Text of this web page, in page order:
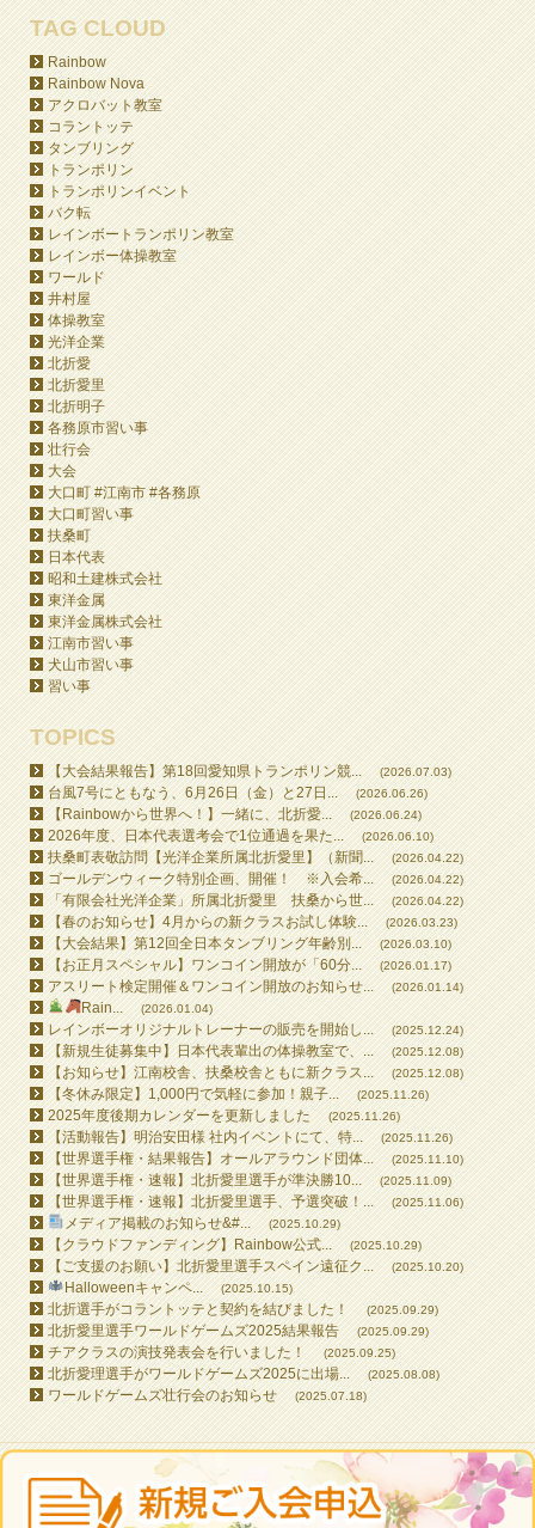
TAG CLOUD
Rainbow
Rainbow Nova
アクロバット教室
コラントッテ
タンブリング
トランポリン
トランポリンイベント
バク転
レインボートランポリン教室
レインボー体操教室
ワールド
井村屋
体操教室
光洋企業
北折愛
北折愛里
北折明子
各務原市習い事
壮行会
大会
大口町 #江南市 #各務原
大口町習い事
扶桑町
日本代表
昭和土建株式会社
東洋金属
東洋金属株式会社
江南市習い事
犬山市習い事
習い事
TOPICS
【大会結果報告】第18回愛知県トランポリン競... (2026.07.03)
台風7号にともなう、6月26日（金）と27日... (2026.06.26)
【Rainbowから世界へ！】一緒に、北折愛... (2026.06.24)
2026年度、日本代表選考会で1位通過を果た... (2026.06.10)
扶桑町表敬訪問【光洋企業所属北折愛里】（新聞... (2026.04.22)
ゴールデンウィーク特別企画、開催！ ※入会希... (2026.04.22)
「有限会社光洋企業」所属北折愛里 扶桑から世... (2026.04.22)
【春のお知らせ】4月からの新クラスお試し体験... (2026.03.23)
【大会結果】第12回全日本タンブリング年齢別... (2026.03.10)
【お正月スペシャル】ワンコイン開放が「60分... (2026.01.17)
アスリート検定開催＆ワンコイン開放のお知らせ... (2026.01.14)
Rain... (2026.01.04)
レインボーオリジナルトレーナーの販売を開始し... (2025.12.24)
【新規生徒募集中】日本代表輩出の体操教室で、... (2025.12.08)
【お知らせ】江南校舎、扶桑校舎ともに新クラス... (2025.12.08)
【冬休み限定】1,000円で気軽に参加！親子... (2025.11.26)
2025年度後期カレンダーを更新しました (2025.11.26)
【活動報告】明治安田様 社内イベントにて、特... (2025.11.26)
【世界選手権・結果報告】オールアラウンド団体... (2025.11.10)
【世界選手権・速報】北折愛里選手が準決勝10... (2025.11.09)
【世界選手権・速報】北折愛里選手、予選突破！... (2025.11.06)
メディア掲載のお知らせ&#... (2025.10.29)
【クラウドファンディング】Rainbow公式... (2025.10.29)
【ご支援のお願い】北折愛里選手スペイン遠征ク... (2025.10.20)
Halloweenキャンペ... (2025.10.15)
北折選手がコラントッテと契約を結びました！ (2025.09.29)
北折愛里選手ワールドゲームズ2025結果報告 (2025.09.29)
チアクラスの演技発表会を行いました！ (2025.09.25)
北折愛理選手がワールドゲームズ2025に出場... (2025.08.08)
ワールドゲームズ壮行会のお知らせ (2025.07.18)
All contents © 2026 RAINBOW GYMNASTICS SCHOOL All Rights Reserved.